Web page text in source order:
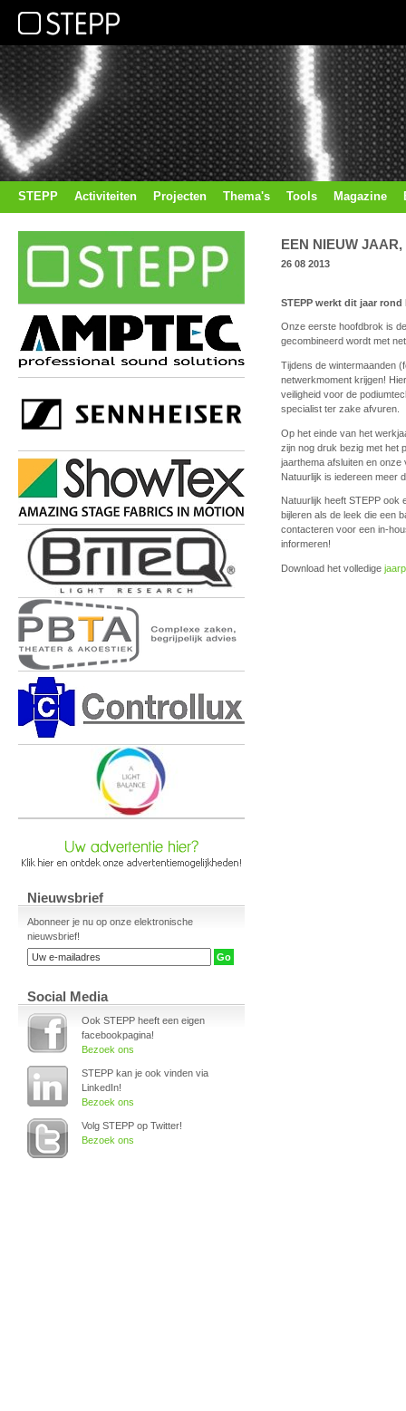
STEPP Activiteiten Projecten Thema's Tools Magazine
Nieuwsbrief
Abonneer je nu op onze elektronische
nieuwsbrief!
Social Media
Ook STEPP heeft een eigen
facebookpagina!
Bezoek ons
STEPP kan je ook vinden via
LinkedIn!
Bezoek ons
Volg STEPP op Twitter!
Bezoek ons
EEN NIEUW
26 08 2013
STEPP werkt dit jaar
Onze eerste hoofdbrok is
gecombineerd wordt met
Tijdens de wintermaanden
netwerkmoment krijgen!
veiligheid voor de
specialist ter zake afvuren.
Op het einde van het
zijn nog druk bezig met het
jaarthema afsluiten en
Natuurlijk is iedereen meer
Natuurlijk heeft STEPP ook
bijleren als de leek die een
contacteren voor een in-
informeren!
Download het volledige